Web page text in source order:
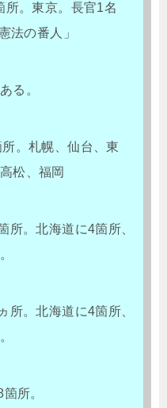
所。東京。長官1名
法の番人」
る。
所。札幌、仙台、東
松、福岡
所。北海道に4箇所、
所。北海道に4箇所、
所。